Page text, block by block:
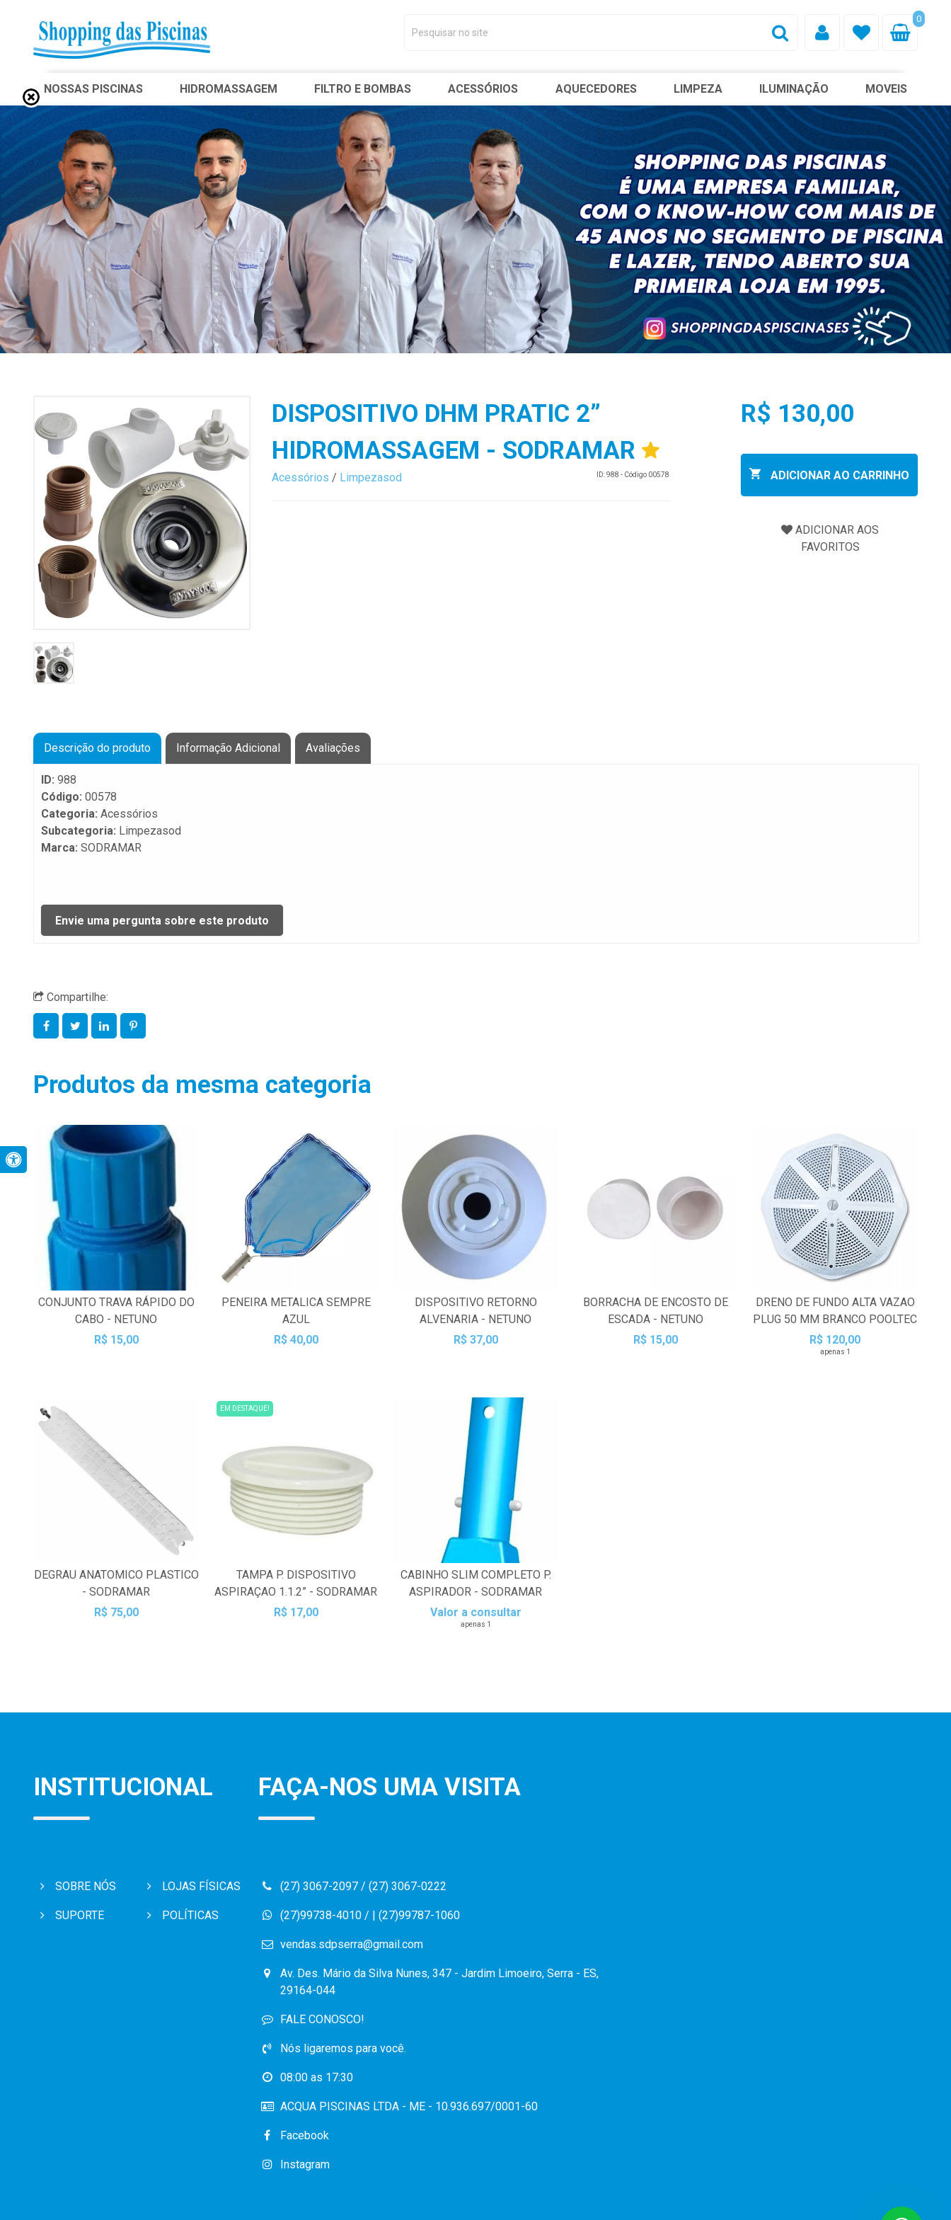
0
NOSSAS PISCINAS HIDROMASSAGEM FILTRO E BOMBAS ACESSÓRIOS AQUECEDORES LIMPEZA ILUMINAÇÃO MOVEIS
DISPOSITIVO DHM PRATIC 2”
HIDROMASSAGEM - SODRAMAR
Acessórios / Limpezasod ID: 988 - Código 00578
R$ 130,00
ADICIONAR AO CARRINHO
Descrição do produto Informação Adicional Avaliações
ID: 988
Código: 00578
Categoria: Acessórios
Subcategoria: Limpezasod
Marca: SODRAMAR
Compartilhe:
Produtos da mesma categoria
CONJUNTO TRAVA RÁPIDO DO
CABO - NETUNO
R$ 15,00
PENEIRA METALICA SEMPRE
AZUL
R$ 40,00
DISPOSITIVO RETORNO
ALVENARIA - NETUNO
R$ 37,00
BORRACHA DE ENCOSTO DE
ESCADA - NETUNO
R$ 15,00
DRENO DE FUNDO ALTA VAZAO
PLUG 50 MM BRANCO POOLTEC
R$ 120,00
apenas 1
DEGRAU ANATOMICO PLASTICO
- SODRAMAR
R$ 75,00
EM DESTAQUE!
TAMPA P. DISPOSITIVO
ASPIRAÇAO 1.1.2” - SODRAMAR
R$ 17,00
CABINHO SLIM COMPLETO P.
ASPIRADOR - SODRAMAR
Valor a consultar
apenas 1
INSTITUCIONAL
SOBRE NÓS LOJAS FÍSICAS
SUPORTE POLÍTICAS
FAÇA-NOS UMA VISITA
(27) 3067-2097 / (27) 3067-0222
(27)99738-4010 / | (27)99787-1060
vendas.sdpserra@gmail.com
Av. Des. Mário da Silva Nunes, 347 - Jardim Limoeiro, Serra - ES,
29164-044
FALE CONOSCO!
Nós ligaremos para você.
08:00 as 17:30
ACQUA PISCINAS LTDA - ME - 10.936.697/0001-60
Facebook
Instagram